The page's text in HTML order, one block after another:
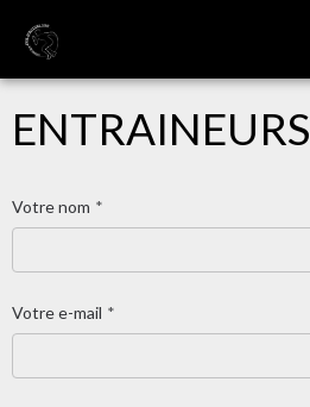
ENTRAINEURS
Votre nom
Votre e-mail